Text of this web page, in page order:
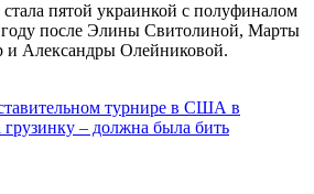
пятой украинкой с полуфиналом
году после Элины Свитолиной, Марты
Александры Олейниковой.
турнире в США в
грузинку – должна была бить